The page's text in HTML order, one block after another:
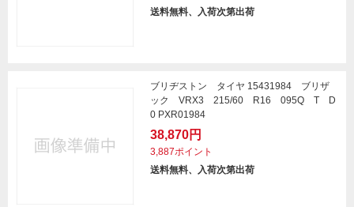
送料無料、入荷次第出荷
ブリヂストン タイヤ 15431984 ブリザ
ック VRX3 215/60 R16 095Q T D
0 PXR01984
38,870円
3,887ポイント
送料無料、入荷次第出荷